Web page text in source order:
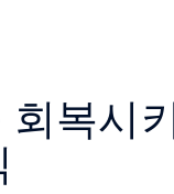
회복시